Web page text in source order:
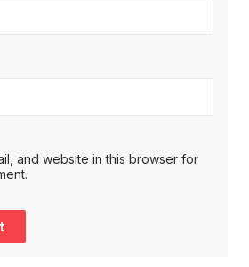
and website in this browser for